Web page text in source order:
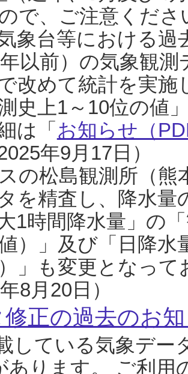
で、ご注意くだ
象台等における過
年以前）の気象観
改めて統計を実
史上1～10位の値
は「 お知らせ（
年9月17日）
の松島観測所（熊
を精査し、降水
大1時間降水量」の
）」及び「日降
」も変更となっ
8月20日）
修正の過去のお
している気象デー
あります。 ご利用